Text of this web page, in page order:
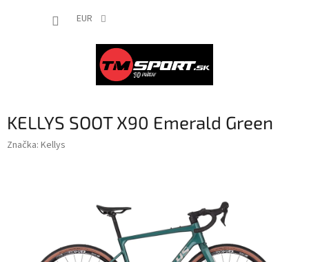
EUR
KELLYS SOOT X90 Emerald Green
Značka: Kellys